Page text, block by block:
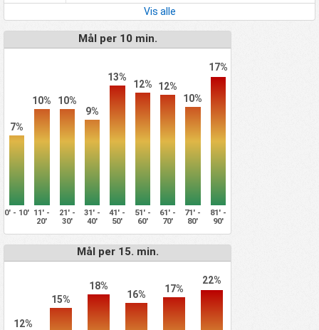
Vis alle
Mål per 10 min.
7%
10%
10%
9%
13%
12%
12%
10%
17%
0' - 10' 11' -
20'
21' -
30'
31' -
40'
41' -
50'
51' -
60'
61' -
70'
71' -
80'
81' -
90'
Mål per 15. min.
12%
15%
18%
16% 17%
22%